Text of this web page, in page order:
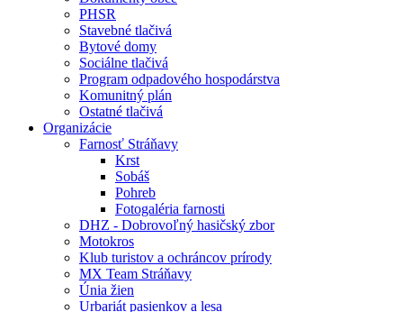
PHSR
Stavebné tlačivá
Bytové domy
Sociálne tlačivá
Program odpadového hospodárstva
Komunitný plán
Ostatné tlačivá
Organizácie
Farnosť Stráňavy
Krst
Sobáš
Pohreb
Fotogaléria farnosti
DHZ - Dobrovoľný hasičský zbor
Motokros
Klub turistov a ochráncov prírody
MX Team Stráňavy
Únia žien
Urbariát pasienkov a lesa